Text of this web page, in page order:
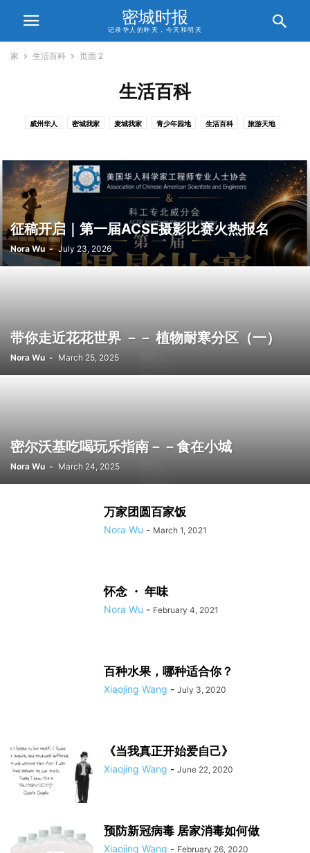
密城时报
记录华人的昨天，今天和明天
家 生活百科 页面 2
生活百科
威州华人 密城我家 麦城我家 青少年园地 生活百科 旅游天地
征稿开启｜第一届ACSE摄影比赛火热报名
Nora Wu - July 23, 2026
带你走近花花世界 －－ 植物耐寒分区（一）
Nora Wu - March 25, 2025
密尔沃基吃喝玩乐指南－－食在小城
Nora Wu - March 24, 2025
万家团圆百家饭
Nora Wu - March 1, 2021
怀念 ・ 年味
Nora Wu - February 4, 2021
百种水果，哪种适合你？
Xiaojing Wang - July 3, 2020
《当我真正开始爱自己》
Xiaojing Wang - June 22, 2020
预防新冠病毒 居家消毒如何做
Xiaojing Wang - February 26, 2020